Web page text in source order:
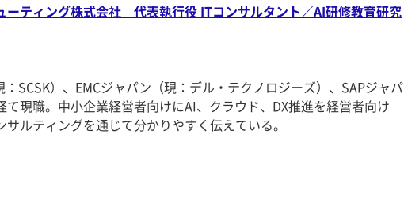
ーティング株式会社 代表執行役 ITコンサルタント／AI研修教育研究
：SCSK）、EMCジャパン（現：デル・テクノロジーズ）、SAPジャパ
て現職。中小企業経営者向けにAI、クラウド、DX推進を経営者向け
ルティングを通じて分かりやすく伝えている。